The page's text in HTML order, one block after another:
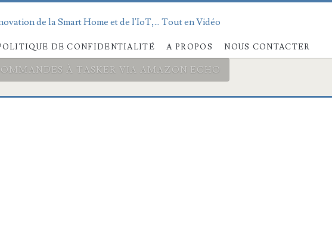
de la Smart Home et de l'IoT,... Tout en Vidéo
DE CONFIDENTIALITÉ A PROPOS NOUS CONTACTER
À TASKER VIA AMAZON ECHO